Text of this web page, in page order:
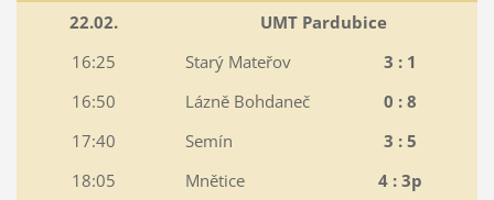
22.02.
UMT Pardubice
16:25
Starý Mateřov
3 : 1
16:50
Lázně Bohdaneč
0 : 8
17:40
Semín
3 : 5
18:05
Mnětice 4 : 3p